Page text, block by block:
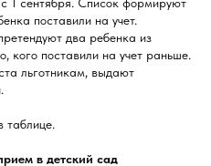
поставили на учет.
два ребенка из
кого поставили на учет раньше.
льготникам, выдают
таблице.
в детский сад